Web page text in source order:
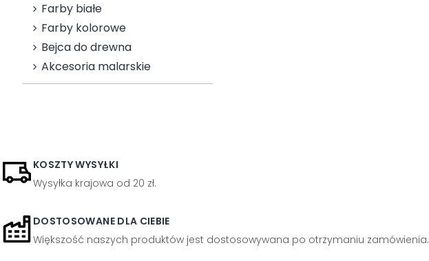
Farby białe
Farby kolorowe
Bejca do drewna
Akcesoria malarskie
KOSZTY WYSYŁKI
Wysyłka krajowa od 20 zł.
DOSTOSOWANE DLA CIEBIE
Większość naszych produktów jest dostosowywana po otrzymaniu zamówienia.